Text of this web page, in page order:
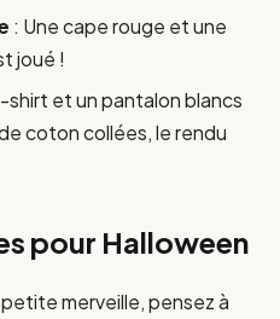
: Une cape rouge et une
joué !
shirt et un pantalon blancs
coton collées, le rendu
pour Halloween
merveille, pensez à